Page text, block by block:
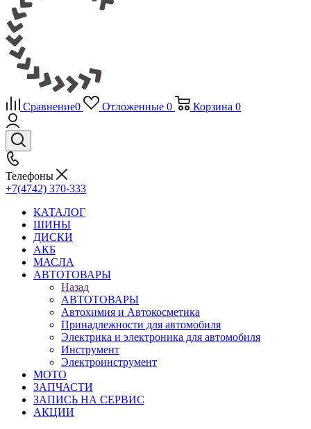
Сравнение0 Отложенные 0 Корзина 0
Телефоны
+7(4742) 370-333
КАТАЛОГ
ШИНЫ
ДИСКИ
АКБ
МАСЛА
АВТОТОВАРЫ
Назад
АВТОТОВАРЫ
Автохимия и Автокосметика
Принадлежности для автомобиля
Электрика и электроника для автомобиля
Инструмент
Электроинструмент
МОТО
ЗАПЧАСТИ
ЗАПИСЬ НА СЕРВИС
АКЦИИ